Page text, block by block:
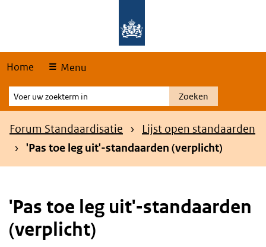
Home Menu
Voer
uw
zoekterm
Zoeken
Kruimelpad
Forum Standaardisatie
Lijst open standaarden
'Pas toe leg uit'-standaarden (verplicht)
'Pas toe leg uit'-standaarden
(verplicht)